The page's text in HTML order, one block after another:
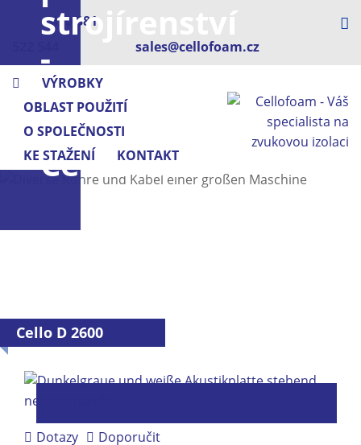
+420 381
sales@cellofoam.cz
VÝROBKY
OBLAST POUŽITÍ
O SPOLEČNOSTI
KE STAŽENÍ
KONTAKT
strojírenství
-
s
pěnou
Cellofoam
Cello D 2600
Dotazy Doporučit